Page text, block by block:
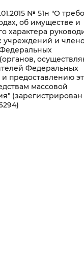
№ 51н "О
об имуществе и
характера
учреждений и
Федеральных
предоставлению
массовой
(зарегистрирован